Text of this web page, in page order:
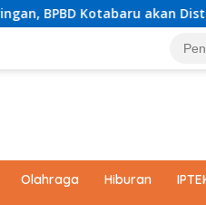
Distribusikan Air Bersih
Olahraga Hiburan